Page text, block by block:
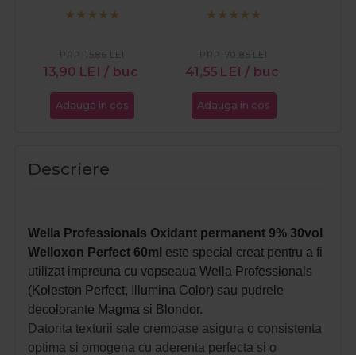
Perfect 60ml
13,90 LEI / buc
PRP: 15,86 LEI
Adauga in cos
Perfect 1000ml
41,55 LEI / buc
PRP:70,85 LEI
Adauga in cos
Descriere
Wella Professionals Oxidant permanent 9% 30vol
Welloxon Perfect 60ml este special creat pentru a fi
utilizat impreuna cu vopseaua Wella Professionals
(Koleston Perfect, Illumina Color) sau pudrele
decolorante Magma si Blondor.
Datorita texturii sale cremoase asigura o consistenta
optima si omogena cu aderenta perfecta si o